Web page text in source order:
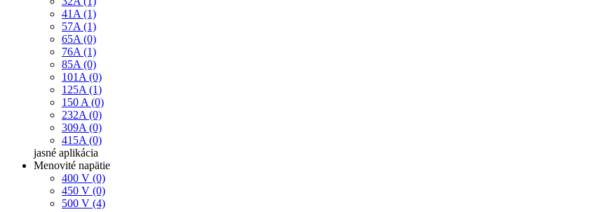
41A (1)
57A (1)
65A (0)
76A (1)
85A (0)
101A (0)
125A (1)
150 A (0)
232A (0)
309A (0)
415A (0)
jasné aplikácia
Menovité napätie
400 V (0)
450 V (0)
500 V (4)